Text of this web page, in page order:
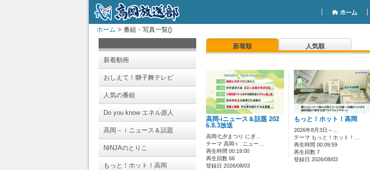
ホーム > 番組・写真一覧()
新着動画
おしえて！獅子舞テレビ
人気の番組
Do you know エネル原人
高岡－ｉニュース＆話題
NINJAのとりこ
もっと！ホット！高岡
新着順 人気順
高岡-iニュース＆話題 202
6.8.3放送
高岡七夕まつり にぎ…
テーマ 高岡-i ニュー…
再生時間 00:19:00
再生回数 66
登録日 2026/08/03
もっと！ホット！高岡
2026年8月3日～…
テーマ もっと！ホット！…
再生時間 00:09:59
再生回数 7
登録日 2026/08/03